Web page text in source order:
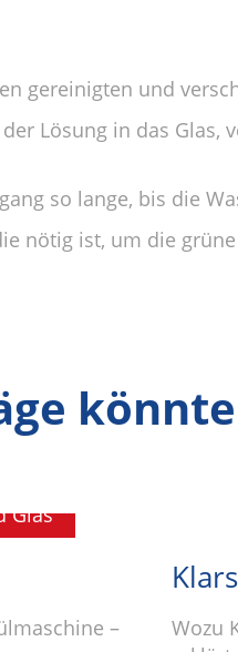
gereinigten und
Lösung in das
so lange, bis die
nötig ist, um die
Glas
–
Wozu